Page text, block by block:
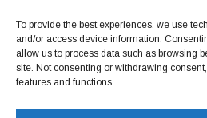
To provide the best experiences, we use
and/or access device information.
allow us to process data such as browsing
site. Not consenting or withdrawing
features and functions.
Dicembre 2020
Novembre 2020
Ottobre 2020 Segui su